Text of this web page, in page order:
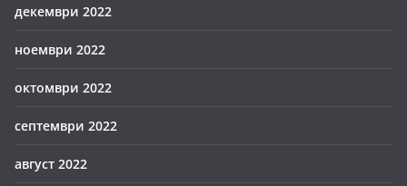
декември 2022
ноември 2022
октомври 2022
септември 2022
август 2022